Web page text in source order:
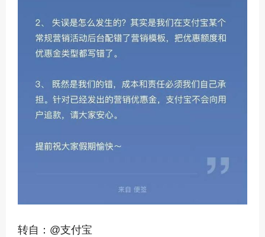
转自：@支付宝